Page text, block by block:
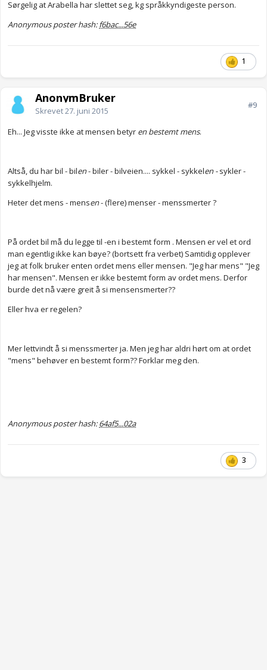
Sørgelig at Arabella har slettet seg, kg språkkyndigeste person.
Anonymous poster hash:f6bac...56e
1
AnonymBruker
Skrevet27. juni 2015
#9
Eh... Jeg visste ikke at mensen betyr en bestemt mens.
Altså, du har bil - bilen- biler - bilveien.... sykkel - sykkelen -sykler -
sykkelhjelm.
Heter det mens - mensen- (flere) menser - menssmerter ?
På ordet bil må du legge til -en i bestemt form . Mensen er vel et ord
man egentlig ikke kan bøye? (bortsett fra verbet) Samtidig opplever
jeg at folk bruker enten ordet mens eller mensen. "Jeg har mens" "Jeg
har mensen". Mensen er ikke bestemt form av ordet mens. Derfor
burde det nå være greit å si mensensmerter??
Eller hva er regelen?
Mer lettvindt å si menssmerter ja. Men jeg har aldri hørt om at ordet
"mens" behøver en bestemt form?? Forklar meg den.
Anonymous poster hash:64af5...02a
3